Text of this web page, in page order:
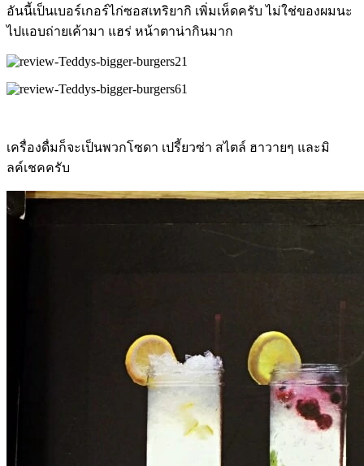
อันนี้เป็นเบอร์เกอร์ไก่ซอสเทริยากิ เพิ่มเห็ดครับ ไม่ใช่ของผมนะ
ไปแอบถ่ายเค้ามา แฮร่ หน้าตาน่ากินมาก
เครื่องดื่มก็จะเป็นพวกโซดา เปรี้ยวซ่า สไตล์ ฮาวายๆ และมิ
ลค์เชคครับ